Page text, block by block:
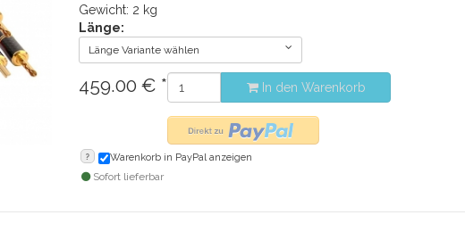
Gewicht: 2 kg
Länge:
Länge Variante wählen
459.00 € * In den Warenkorb
? Warenkorb in PayPal anzeigen
Sofort lieferbar